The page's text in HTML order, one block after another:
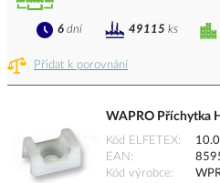
Přidat k porovnání
6 dní 49115 ks
WAPRO Příchytka
Kód ELFETEX
EAN
Kód výrobce